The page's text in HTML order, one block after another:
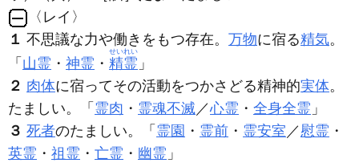
〈レイ〉
１ 不思議な力や働きをもつ存在。 万物に宿る精気。
「 山霊 ・ 神霊 ・ 精霊
せいれい
」
２ 肉体に宿ってその活動をつかさどる精神的実体。
たましい。「 霊肉 ・ 霊魂不滅／心霊 ・ 全身全霊 」
３ 死者のたましい。「 霊園 ・ 霊前 ・ 霊安室 ／ 慰霊 ・
英霊 ・ 祖霊 ・ 亡霊 ・ 幽霊 」